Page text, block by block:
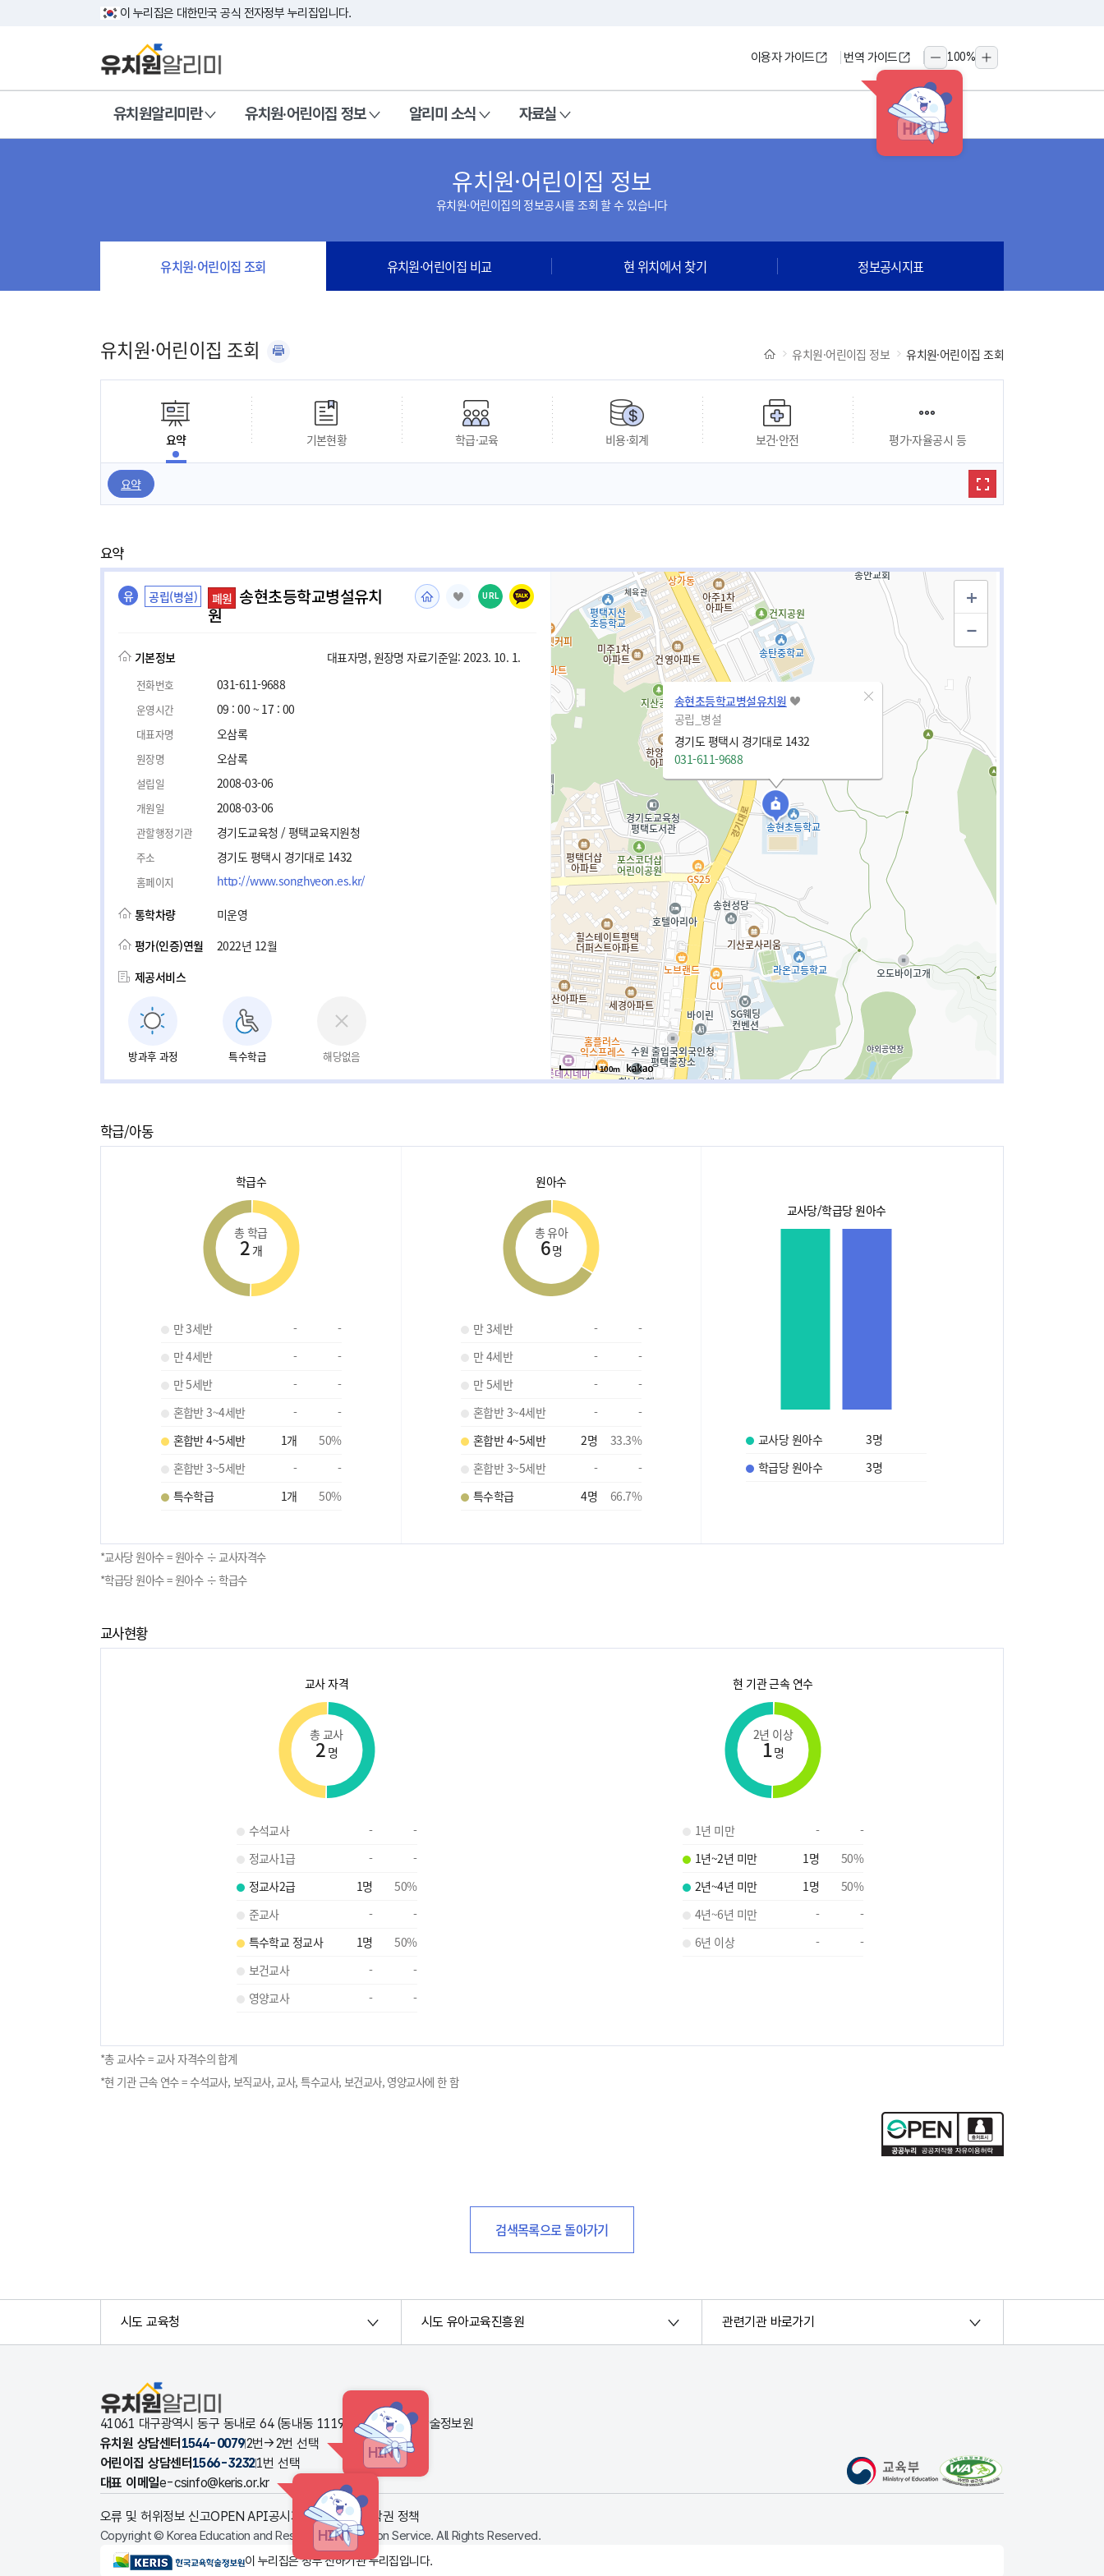
HINT
이 누리집은 대한민국 공식 전자정부 누리집입니다.
이용자 가이드 번역 가이드
축소
100%
확대
유치원알리미란 유치원·어린이집 정보 알리미 소식 자료실
유치원·어린이집 정보
유치원·어린이집의 정보공시를 조회 할 수 있습니다
유치원·어린이집 조회 유치원·어린이집 비교 현 위치에서 찾기 정보공시지표
유치원·어린이집 조회 유치원·어린이집 정보 유치원·어린이집 조회
요약 기본현황 학급·교육 비용·회계 보건·안전 평가·자율공시 등
요약
요약
유 공립(병설) 폐원 송현초등학교병설유치
원
URL
기본정보 대표자명, 원장명 자료기준일: 2023. 10. 1.
전화번호 031-611-9688
운영시간 09 : 00 ~ 17 : 00
대표자명 오삼록
원장명 오삼록
설립일 2008-03-06
개원일 2008-03-06
관할행정기관 경기도교육청 / 평택교육지원청
주소 경기도 평택시 경기대로 1432
홈페이지 http://www.songhyeon.es.kr/
통학차량
미운영
평가(인증)연월
2022년 12월
제공서비스
방과후 과정 특수학급 해당없음
송현초등학교병설유치원
공립_병설
경기도 평택시 경기대로 1432
031-611-9688
100m
학급/아동
학급수
총 학급
2 개
만 3세반 -
-
만 4세반
-
-
만 5세반
-
-
혼합반 3~4세반
-
-
혼합반 4~5세반
1개 50%
혼합반 3~5세반
-
-
특수학급
1개 50%
원아수
총 유아
6명
만 3세반 -
-
만 4세반
-
-
만 5세반
-
-
혼합반 3~4세반
-
-
혼합반 4~5세반
2명 33.3%
혼합반 3~5세반
-
-
특수학급
4명 66.7%
교사당/학급당 원아수
교사당 원아수 3명
학급당 원아수
3명
*교사당 원아수 = 원아수 ÷ 교사자격수
*학급당 원아수 = 원아수 ÷ 학급수
교사현황
교사 자격
총 교사
2 명
수석교사 -
-
정교사1급
-
-
정교사2급
1명 50%
준교사
-
-
특수학교 정교사
1명 50%
보건교사
-
-
영양교사
- -
현 기관 근속 연수
2년 이상
1명
1년 미만 -
-
1년~2년 미만
1 명 50%
2년~4년 미만
1 명 50%
4년~6년 미만
-
-
6년 이상
- -
*총 교사수 = 교사 자격수의 합계
*현 기관 근속 연수 = 수석교사, 보직교사, 교사, 특수교사, 보건교사, 영양교사에 한 함
검색목록으로 돌아가기
시도 교육청 시도 유아교육진흥원 관련기관 바로가기
유치원알리미
41061 대구광역시 동구 동내로 64 (동내동 1119번지) 한국교육학술정보원
유치원 상담센터 1544-00792번→2번 선택
HINT
어린이집 상담센터 1566-32321번 선택
대표 이메일e-csinfo@keris.or.kr
HINT
오류 및 허위정보 신고OPEN API공시자료 다운로드저작권 정책
Copyright © Korea Education and Research Information Service. All Rights Reserved.
KERIS한국교육학술정보원이 누리집은 정부 산하기관 누리집입니다.